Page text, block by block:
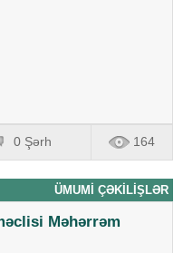
0 Şərh 164
ÜMUMI ÇƏKILIŞLƏR
Məhərrəm